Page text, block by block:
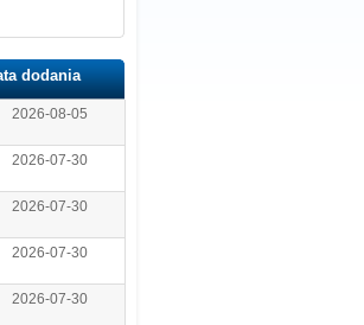
dodania
2026-08-05
2026-07-30
2026-07-30
2026-07-30
2026-07-30